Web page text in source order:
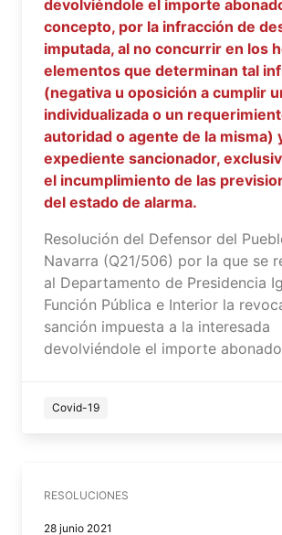
devolviéndole el importe
concepto, por la infracción de
imputada, al no concurrir en los
elementos que determinan tal
(negativa u oposición a cumplir
individualizada o un
autoridad o agente de la misma)
expediente sancionador,
el incumplimiento de las
del estado de alarma.
Resolución del Defensor del
Navarra (Q21/506) por la que se
al Departamento de Presidencia
Función Pública e Interior la
sanción impuesta a la interesada
devolviéndole el importe
Covid-19
RESOLUCIONES
28 junio 2021